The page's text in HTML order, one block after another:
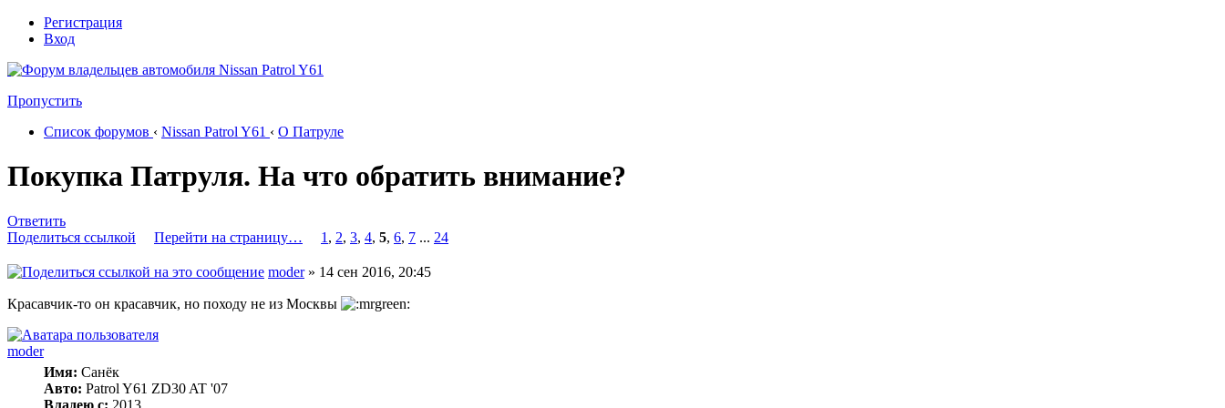
Регистрация
Вход
Пропустить
Список форумов ‹ Nissan Patrol Y61 ‹ О Патруле
Покупка Патруля. На что обратить внимание?
Ответить
Поделиться ссылкой
Перейти на страницу… 1 , 2, 3, 4, 5, 6, 7 ... 24
moder» 14 сен 2016, 20:45
Красавчик-то он красавчик, но походу не из Москвы
moder
Имя: Санёк
Авто: Patrol Y61 ZD30 AT '07
Владею с: 2013